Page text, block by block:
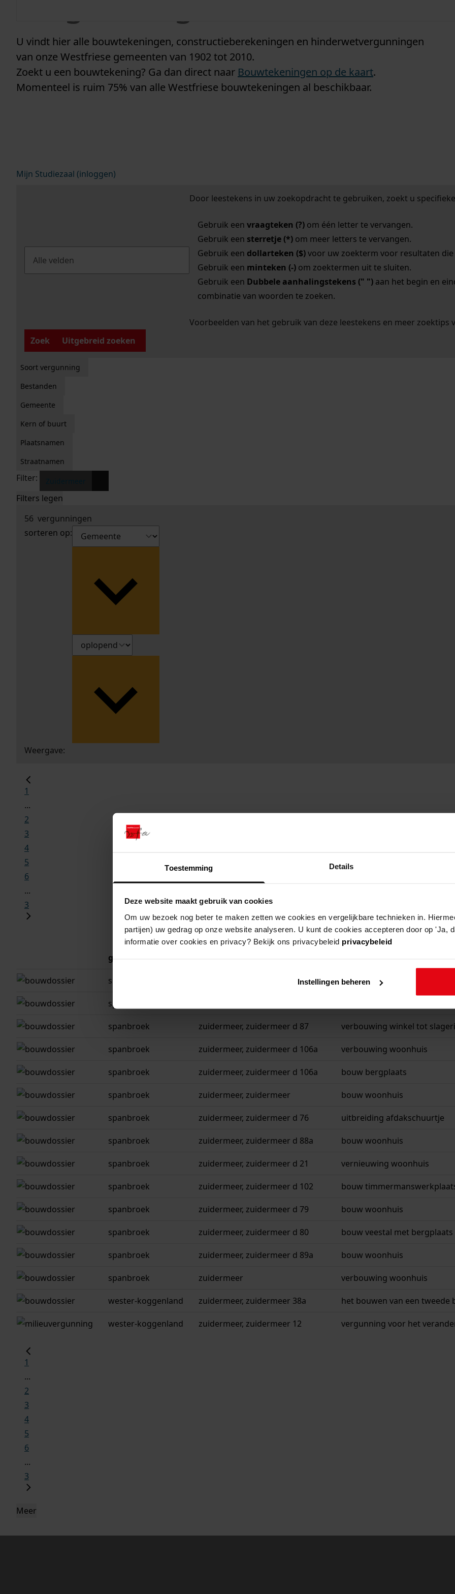
Toestemming Details
Deze website maakt gebruik van cookies
Om uw bezoek nog beter te maken zetten we cookies en vergelijkbare technieken in.
partijen) uw gedrag op onze website analyseren. U kunt de cookies accepteren door op 'Ja,
informatie over cookies en privacy? Bekijk ons privacybeleid privacybeleid
Instellingen beheren
U vindt hier alle bouwtekeningen, constructieberekeningen en hinderwetvergunningen
van onze Westfriese gemeenten van 1902 tot 2010.
Zoekt u een bouwtekening? Ga dan direct naar Bouwtekeningen op de kaart.
Momenteel is ruim 75% van alle Westfriese bouwtekeningen al beschikbaar.
Mijn Studiezaal (inloggen)
Door leestekens in uw zoekopdracht te gebruiken, zoekt u
Gebruik een vraagteken (?)om één letter te vervangen.
Gebruik een sterretje (*)om meer letters te vervangen.
Gebruik een dollarteken ($)voor uw zoekterm voor resultaten die
Gebruik een minteken (-)om zoektermen uit te sluiten.
Gebruik een Dubbele aanhalingstekens (" ")aan het begin en
combinatie van woorden te zoeken.
Voorbeelden van het gebruik van deze leestekens en meer zoektips
Zoek
Uitgebreid zoeken
Soort vergunning
Bestanden
Gemeente
Kern of buurt
Plaatsnamen
Straatnamen
Filter:
Filters legen
56 vergunningen
sorteren op:
Weergave:
1
...
2
3
4
5
6
...
3
gemeente
spanbroek zuidermeer, zuidermeer d 97 uitbreiding schuurtje
spanbroek
spanbroek zuidermeer, zuidermeer d 87 verbouwing winkel tot
spanbroek zuidermeer, zuidermeer d 106a verbouwing woonhuis
spanbroek zuidermeer, zuidermeer d 106a bouw bergplaats
spanbroek zuidermeer, zuidermeer bouw woonhuis
spanbroek zuidermeer, zuidermeer d 76 uitbreiding afdakschuurtje
spanbroek zuidermeer, zuidermeer d 88a bouw woonhuis
spanbroek zuidermeer, zuidermeer d 21 vernieuwing woonhuis
spanbroek zuidermeer, zuidermeer d 102 bouw
spanbroek zuidermeer, zuidermeer d 79 bouw woonhuis
spanbroek zuidermeer, zuidermeer d 80 bouw veestal met bergplaats
spanbroek zuidermeer, zuidermeer d 89a bouw woonhuis
spanbroek zuidermeer verbouwing woonhuis
wester-koggenland zuidermeer, zuidermeer 38a het bouwen van een tweede
wester-koggenland zuidermeer, zuidermeer 12 vergunning voor het
1
...
2
3
4
5
6
...
3
Meer